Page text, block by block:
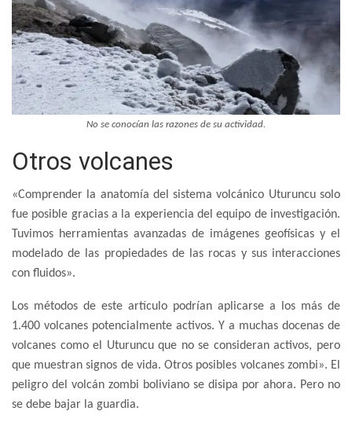
No se conocían las razones de su actividad.
Otros volcanes
«Comprender la anatomía del sistema volcánico Uturuncu solo
fue posible gracias a la experiencia del equipo de investigación.
Tuvimos herramientas avanzadas de imágenes geofísicas y el
modelado de las propiedades de las rocas y sus interacciones
con fluidos».
Los métodos de este artículo podrían aplicarse a los más de
1.400 volcanes potencialmente activos. Y a muchas docenas de
volcanes como el Uturuncu que no se consideran activos, pero
que muestran signos de vida. Otros posibles volcanes zombi». El
peligro del volcán zombi boliviano se disipa por ahora. Pero no
se debe bajar la guardia.